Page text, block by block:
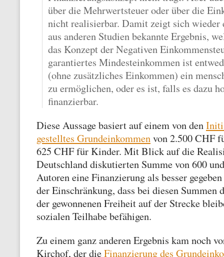
über die Mehrwertsteuer oder über die
nicht realisierbar. Damit zeigt sich wieder
aus anderen Studien bekannte Ergebnis,
das Konzept der Negativen
garantiertes Mindesteinkommen ist
(ohne zusätzliches Einkommen) ein
zu ermöglichen, oder es ist, falls es dazu
finanzierbar.
Diese Aussage basiert auf einem von den
gestelltes Grundeinkommenvon 2.500 CHF
625 CHF für Kinder. Mit Blick auf die
Deutschland diskutierten Summe von 600
Autoren eine Finanzierung als besser
der Einschränkung, dass bei diesen Summen
der gewonnenen Freiheit auf der Strecke
sozialen Teilhabe befähigen.
Zu einem ganz anderen Ergebnis kam noch
Kirchof, der dieFinanzierung des